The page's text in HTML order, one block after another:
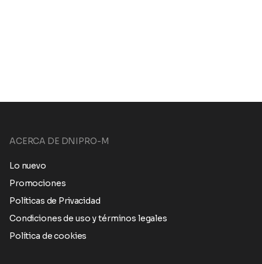
ACERCA DE DNIPRO-M
Lo nuevo
Promociones
Políticas de Privacidad
Condiciones de uso y términos legales
Política de cookies